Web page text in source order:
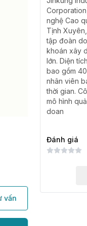
vấn
nghệ Cao
Tịnh
tập đoàn
khoán xây
lớn. Diện
bao gồm
nhân viên
thời gian.
mô hình
doan
Đánh giá